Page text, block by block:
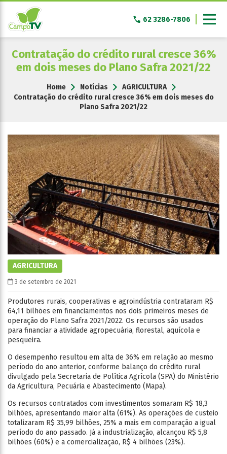
Pular
conteúdo
62 3286-7806
Contratação do crédito rural cresce 36%
em dois meses do Plano Safra 2021/22
Home Notícias
AGRICULTURA
Contratação do crédito rural cresce 36% em dois meses do
Plano Safra 2021/22
AGRICULTURA
3 de setembro de 2021
Produtores rurais, cooperativas e agroindústria contrataram R$
64,11 bilhões em financiamentos nos dois primeiros meses de
operação do Plano Safra 2021/2022. Os recursos são usados
para financiar a atividade agropecuária, florestal, aquícola e
pesqueira.
O desempenho resultou em alta de 36% em relação ao mesmo
período do ano anterior, conforme balanço do crédito rural
divulgado pela Secretaria de Política Agrícola (SPA) do Ministério
da Agricultura, Pecuária e Abastecimento (Mapa).
Os recursos contratados com investimentos somaram R$ 18,3
bilhões, apresentando maior alta (61%). As operações de custeio
totalizaram R$ 35,99 bilhões, 25% a mais em comparação a igual
período do ano passado. Já a industrialização, alcançou R$ 5,8
bilhões (60%) e a comercialização, R$ 4 bilhões (23%).